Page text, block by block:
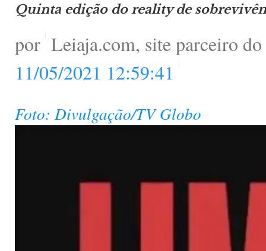
Quinta edição do reality de
por Leiaja.com, site parceiro
11/05/2021 12:59:41
Foto: Divulgação/TV Globo